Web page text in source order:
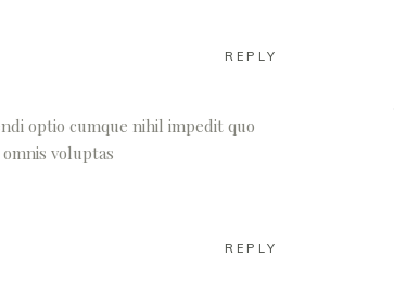
REPLY
optio cumque nihil impedit quo
voluptas
REPLY